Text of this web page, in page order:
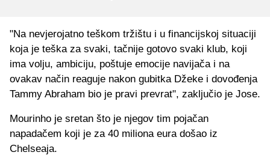
"Na nevjerojatno teškom tržištu i u financijskoj situaciji
koja je teška za svaki, tačnije gotovo svaki klub, koji
ima volju, ambiciju, poštuje emocije navijača i na
ovakav način reaguje nakon gubitka Džeke i dovođenja
Tammy Abraham bio je pravi prevrat", zaključio je Jose.
Mourinho je sretan što je njegov tim pojačan
napadačem koji je za 40 miliona eura došao iz
Chelseaja.